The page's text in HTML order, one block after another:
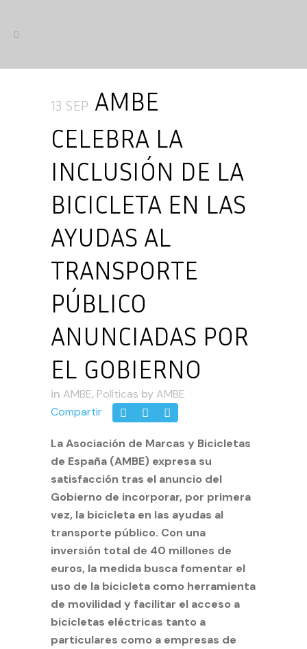
13 SEP AMBE
CELEBRA LA
INCLUSIÓN DE LA
BICICLETA EN LAS
AYUDAS AL
TRANSPORTE
PÚBLICO
ANUNCIADAS POR
EL GOBIERNO
in AMBE, Políticas by AMBE
Compartir
La Asociación de Marcas y Bicicletas
de España (AMBE) expresa su
satisfacción tras el anuncio del
Gobierno de incorporar, por primera
vez, la bicicleta en las ayudas al
transporte público. Con una
inversión total de 40 millones de
euros, la medida busca fomentar el
uso de la bicicleta como herramienta
de movilidad y facilitar el acceso a
bicicletas eléctricas tanto a
particulares como a empresas de